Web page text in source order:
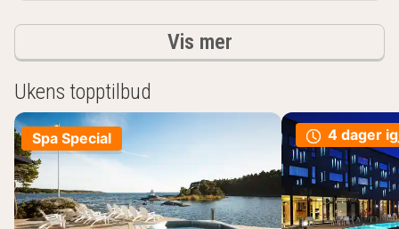
Vis merResultater
Ukens topptilbud
Spa Special 4 dager